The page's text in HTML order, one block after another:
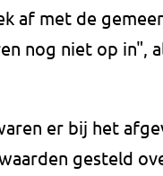
af met de
nog niet op in",
er bij het
gesteld